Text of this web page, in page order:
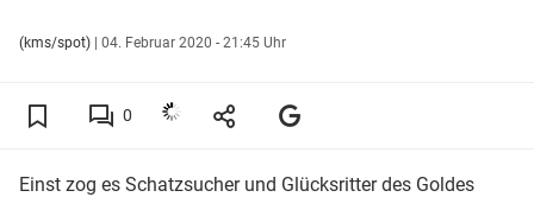
(kms/spot) | 04. Februar 2020 - 21:45 Uhr
0
Einst zog es Schatzsucher und Glücksritter des Goldes